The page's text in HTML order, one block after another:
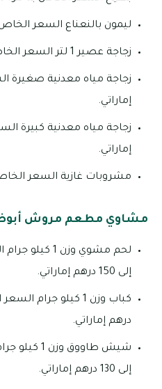
ليمون بالنعناع السعر الخاص به هو: 16
زجاجة عصير 1 لتر السعر الخاص به هو: 45 درهم إماراتي.
إماراتي.
إماراتي.
مشروبات غازية السعر الخاص به هو: 3
مشاوي مطعم مروش
إلى 150 درهم إماراتي.
درهم إماراتي.
إلى 130 درهم إماراتي.